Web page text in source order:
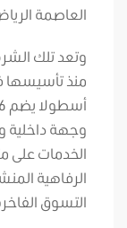
العاصمة
وتعد تلك
وجهة داخلية
الخدمات على
الرفاهية
التسوق